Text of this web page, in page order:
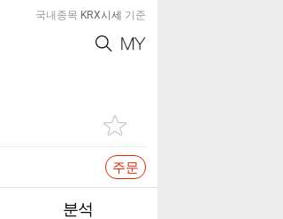
국내종목 KRX시세 기준
주문
분석